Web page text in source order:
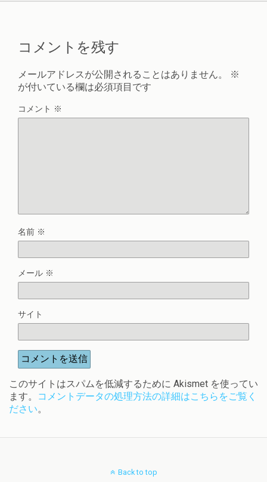
コメントを残す
メールアドレスが公開されることはありません。
※
が付いている欄は必須項目です
コメント ※
名前 ※
メール ※
サイト
このサイトはスパムを低減するために Akismet を使ってい
ます。
コメントデータの処理方法の詳細はこちらをご覧く
ださい。
Back to top